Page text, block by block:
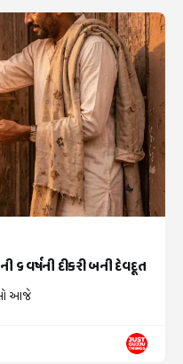
૬ વર્ષની દીકરી બની દેવદૂત
આજે